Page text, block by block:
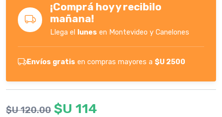
¡Comprá hoy y recibilo
mañana!
Llega el lunes en Montevideo y Canelones
Envíos gratis en compras mayores a $U 2500
$U 120.00 $U 114